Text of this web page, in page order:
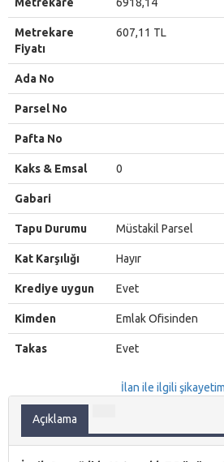
Metrekare
Fiyatı
607,11 TL
Ada No
Parsel No
Pafta No
Kaks & Emsal 0
Gabari
Tapu Durumu Müstakil Parsel
Kat Karşılığı Hayır
Krediye uygun Evet
Kimden Emlak Ofisinden
Takas Evet
İlan ile ilgili
Açıklama